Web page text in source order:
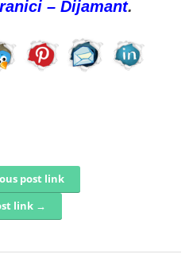
– Dijamant.
post link
link →